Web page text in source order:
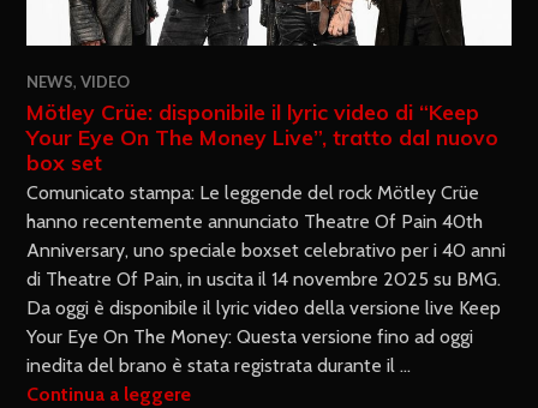
NEWS,VIDEO
Mötley Crüe: disponibile il lyric video di “Keep
Your Eye On The Money Live”, tratto dal nuovo
box set
Comunicato stampa: Le leggende del rock Mötley Crüe
hanno recentemente annunciato Theatre Of Pain 40th
Anniversary, uno speciale boxset celebrativo per i 40 anni
di Theatre Of Pain, in uscita il 14 novembre 2025 su BMG.
Da oggi è disponibile il lyric video della versione live Keep
Your Eye On The Money: Questa versione fino ad oggi
inedita del brano è stata registrata durante il …
Continua a leggere